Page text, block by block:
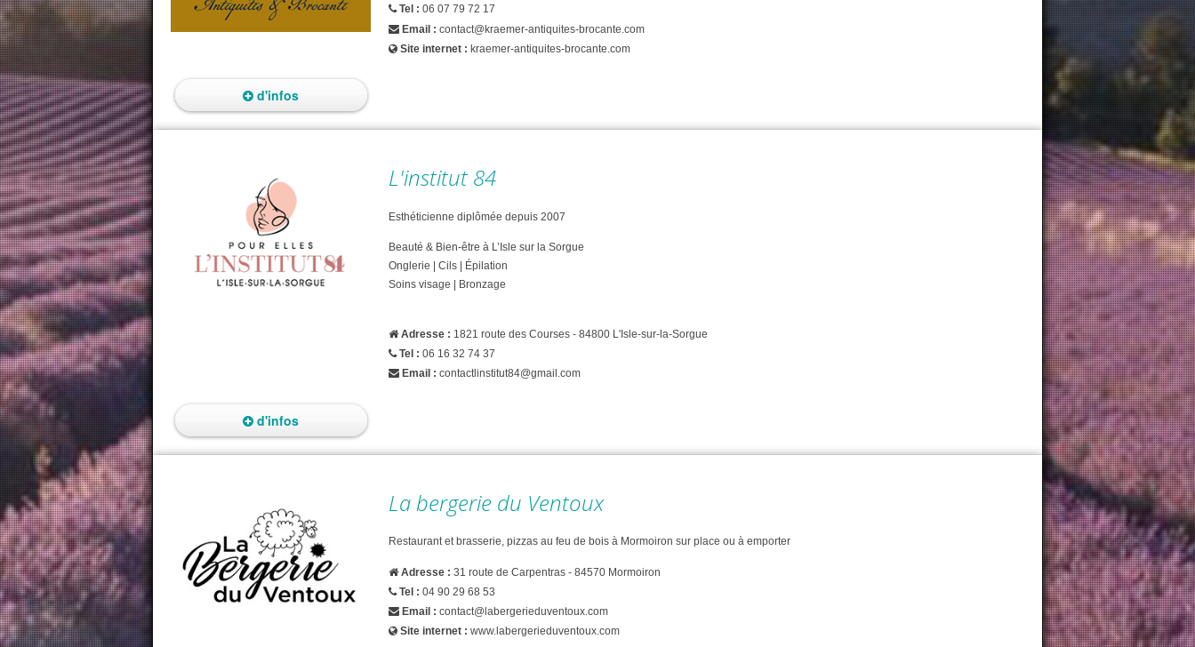
Tel : 06 07 79 72 17
Email : contact@kraemer-antiquites-brocante.com
Site internet : kraemer-antiquites-brocante.com
d'infos
L'institut 84
Esthéticienne diplômée depuis 2007
Beauté & Bien-être à L’Isle sur la Sorgue
Onglerie | Cils | Épilation
Soins visage | Bronzage
Adresse : 1821 route des Courses - 84800 L'Isle-sur-la-Sorgue
Tel : 06 16 32 74 37
Email : contactlinstitut84@gmail.com
d'infos
La bergerie du Ventoux
Restaurant et brasserie, pizzas au feu de bois à Mormoiron sur place ou à emporter
Adresse : 31 route de Carpentras - 84570 Mormoiron
Tel : 04 90 29 68 53
Email : contact@labergerieduventoux.com
Site internet : www.labergerieduventoux.com